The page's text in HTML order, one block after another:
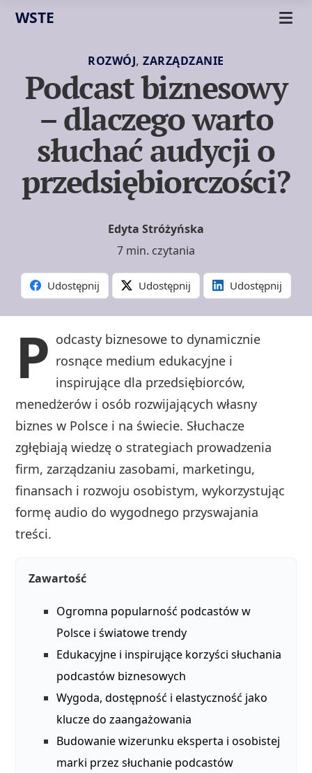
WSTE
ROZWÓJ,ZARZĄDZANIE
Podcast biznesowy
– dlaczego warto
słuchać audycji o
przedsiębiorczości?
Edyta Stróżyńska
7 min. czytania
Udostępnij Udostępnij Udostępnij
P odcasty biznesowe to dynamicznie
rosnące medium edukacyjne i
inspirujące dla przedsiębiorców,
menedżerów i osób rozwijających własny
biznes w Polsce i na świecie. Słuchacze
zgłębiają wiedzę o strategiach prowadzenia
firm, zarządzaniu zasobami, marketingu,
finansach i rozwoju osobistym, wykorzystując
formę audio do wygodnego przyswajania
treści.
Zawartość
Ogromna popularność podcastów w
Polsce i światowe trendy
Edukacyjne i inspirujące korzyści słuchania
podcastów biznesowych
Wygoda, dostępność i elastyczność jako
klucze do zaangażowania
Budowanie wizerunku eksperta i osobistej
marki przez słuchanie podcastów